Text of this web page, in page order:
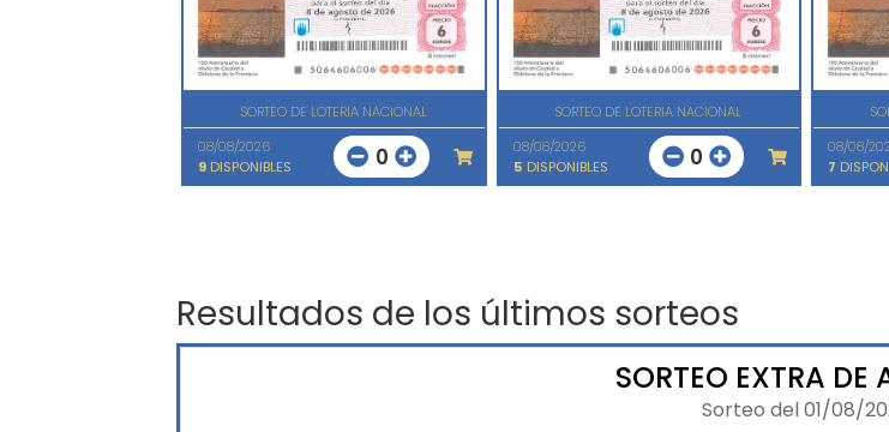
SORTEO DE LOTERIA NACIONAL
08/08/2026
9 DISPONIBLES 0
SORTEO DE LOTERIA NACIONAL
08/08/2026
5 DISPONIBLES 0
08/08/
7
Resultados de los últimos sorteos
SORTEO EXTRA DE
Sorteo del 01/08/